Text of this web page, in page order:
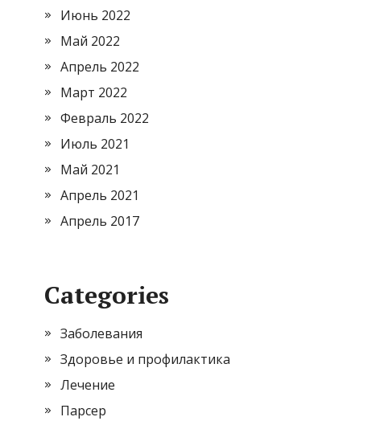
Июнь 2022
Май 2022
Апрель 2022
Март 2022
Февраль 2022
Июль 2021
Май 2021
Апрель 2021
Апрель 2017
Categories
Заболевания
Здоровье и профилактика
Лечение
Парсер